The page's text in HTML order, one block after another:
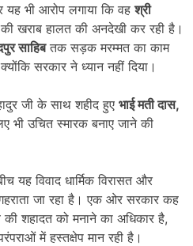
यह भी आरोप लगाया कि वहश्री
खराब हालत की अनदेखी कर रही है।
साहिबतक सड़क मरम्मत का काम
सरकार ने ध्यान नहीं दिया।
जी के साथ शहीद हुए भाई मती दास,
भी उचित स्मारक बनाए जाने की
विवाद धार्मिक विरासत और
जा रहा है। एक ओर सरकार कह
शहादत को मनाने का अधिकार है,
में हस्तक्षेप मान रही है।